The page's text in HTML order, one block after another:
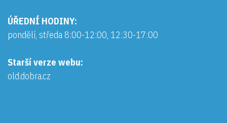
ÚŘEDNÍ HODINY:
pondělí, středa 8:00-12:00, 12:30-17:00
Starší verze webu:
old.dobra.cz